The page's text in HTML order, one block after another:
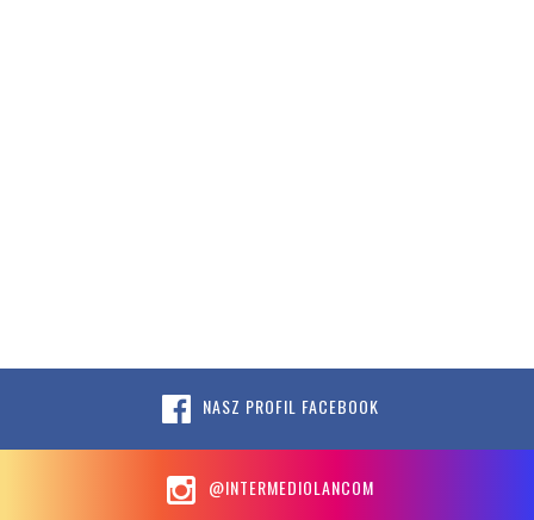
NASZ PROFIL FACEBOOK
@INTERMEDIOLANCOM